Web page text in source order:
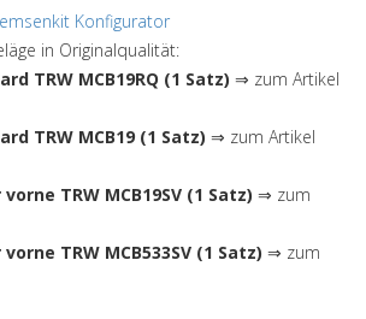
Konfigurator
in Originalqualität:
TRW MCB19RQ (1 Satz) ⇒ zum Artikel
TRW MCB19 (1 Satz) ⇒ zum Artikel
TRW MCB19SV (1 Satz) ⇒ zum
TRW MCB533SV (1 Satz) ⇒ zum